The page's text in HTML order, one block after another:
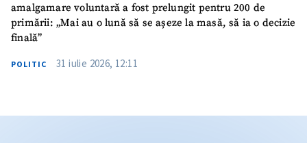
amalgamare voluntară a fost prelungit pentru 200 de
primării: „Mai au o lună să se așeze la masă, să ia o decizie
finală”
POLITIC 31 iulie 2026, 12:11